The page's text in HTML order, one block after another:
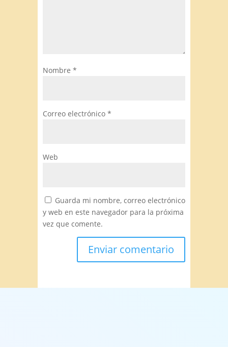
Nombre *
Correo electrónico *
Web
Guarda mi nombre, correo electrónico
y web en este navegador para la próxima
vez que comente.